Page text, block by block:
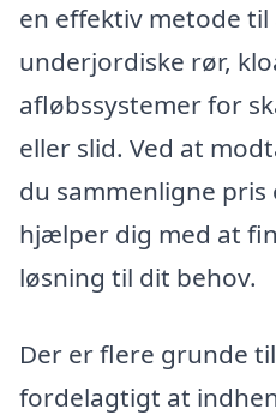
en effektiv metode
underjordiske rør,
afløbssystemer for
eller slid. Ved at
du sammenligne
hjælper dig med at
løsning til dit behov.
Der er flere grunde
fordelagtigt at